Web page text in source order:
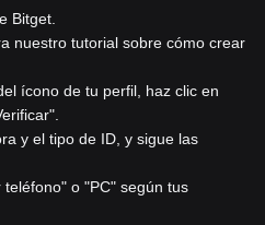
Bitget.
nuestro tutorial sobre cómo crear
ícono de tu perfil, haz clic en
y el tipo de ID, y sigue las
o "PC" según tus